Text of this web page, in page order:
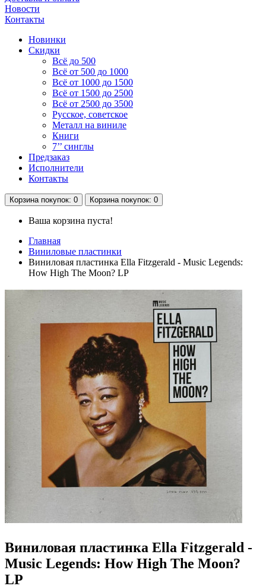
Новости
Контакты
Новинки
Скидки
Всё до 500
Всё от 500 до 1000
Всё от 1000 до 1500
Всё от 1500 до 2500
Всё от 2500 до 3500
Русское, советское
Металл на виниле
Книги
7’’ синглы
Предзаказ
Исполнители
Контакты
Корзина покупок: 0 Корзина покупок: 0
Ваша корзина пуста!
Главная
Виниловые пластинки
Виниловая пластинка Ella Fitzgerald - Music Legends:
How High The Moon? LP
Виниловая пластинка Ella Fitzgerald -
Music Legends: How High The Moon?
LP